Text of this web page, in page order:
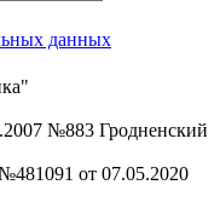
данных
№883 Гродненский
от 07.05.2020